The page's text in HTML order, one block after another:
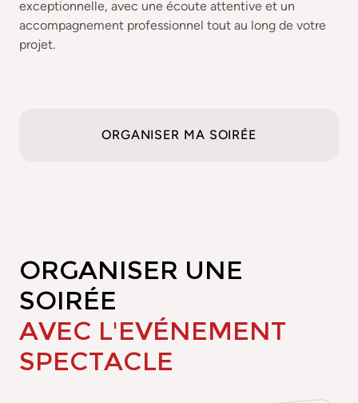
exceptionnelle, avec une écoute attentive et un
accompagnement professionnel tout au long de votre
projet.
ORGANISER MA SOIRÉE
ORGANISER UNE
SOIRÉE
AVEC L'EVÉNEMENT
SPECTACLE